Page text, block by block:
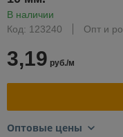
В наличии
Код: 123240
Опт и
3,19 руб./м
Оптовые цены